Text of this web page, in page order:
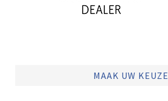
MAAK UW KEUZE